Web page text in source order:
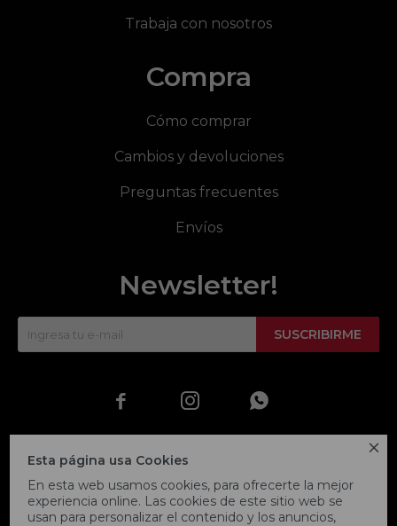

Esta página usa Cookies
En esta web usamos cookies, para ofrecerte la mejor
experiencia online. Las cookies de este sitio web se
usan para personalizar el contenido y los anuncios,
Trabaja con nosotros
Compra
Cómo comprar
Cambios y devoluciones
Preguntas frecuentes
Envíos
Newsletter!
SUSCRIBIRME
  